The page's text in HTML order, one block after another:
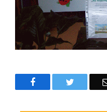
FacebookTwitter